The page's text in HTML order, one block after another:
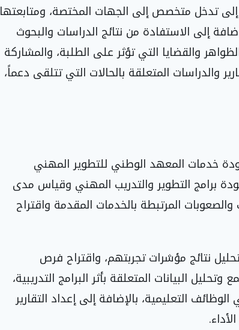
إلى تدخل متخصص إلى الجهات المختصة، ومتابعتها
إلى الاستفادة من نتائج الدراسات والبحوث
والقضايا التي تؤثر على الطلبة، والمشاركة
والدراسات المتعلقة بالحالات التي تتلقى دعماً،
خدمات المعهد الوطني للتطوير المهني
برامج التطوير والتدريب المهني وقياس مدى
المرتبطة بالخدمات المقدمة واقتراح
نتائج مؤشرات تجربتهم، واقتراح فرص
البيانات المتعلقة بأثر البرامج التدريبية،
التعليمية، بالإضافة إلى إعداد التقارير